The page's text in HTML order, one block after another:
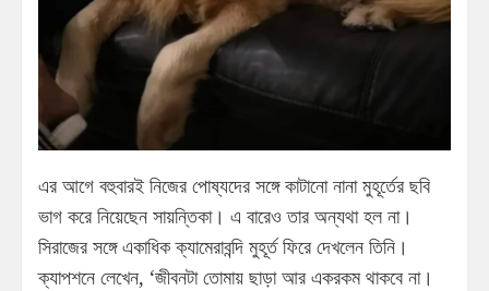
এর আগে বহুবারই নিজের পোষ্যদের সঙ্গে কাটানো নানা মুহূর্তের ছবি
ভাগ করে নিয়েছেন সায়ন্তিকা। এ বারেও তার অন্যথা হল না।
সিরাজের সঙ্গে একাধিক ক্যামেরাবন্দি মুহূর্ত ফিরে দেখলেন তিনি।
ক্যাপশনে লেখেন, ‘জীবনটা তোমায় ছাড়া আর একরকম থাকবে না।